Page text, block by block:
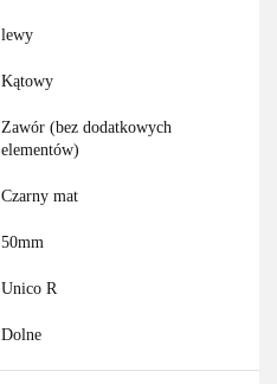
lewy
Kątowy
Zawór (bez dodatkowych
elementów)
Czarny mat
50mm
Unico R
Dolne